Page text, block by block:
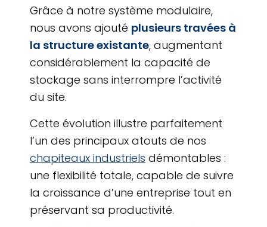
Grâce à notre système modulaire,
nous avons ajouté plusieurs travées à
la structure existante, augmentant
considérablement la capacité de
stockage sans interrompre l’activité
du site.
Cette évolution illustre parfaitement
l’un des principaux atouts de nos
chapiteaux industriels démontables :
une flexibilité totale, capable de suivre
la croissance d’une entreprise tout en
préservant sa productivité.